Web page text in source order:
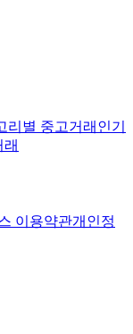
리별 중고거래 인기
이용약관개인정